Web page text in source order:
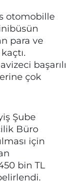
otomobille
para ve
başarılı
çok
Şube
Büro
için
bin TL